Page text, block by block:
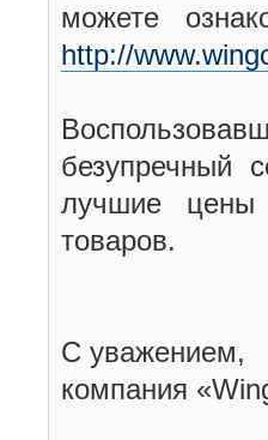
можете
http://
безупречный
лучшие цены
товаров.
С уважением,
компания